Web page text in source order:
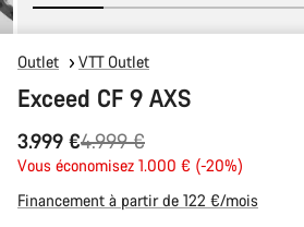
Outlet VTT Outlet
Exceed CF 9 AXS
3.999 €
Prix
d’origine
4.999 €
Vous économisez 1.000 € (-20%)
Financement à partir de 122 €/mois